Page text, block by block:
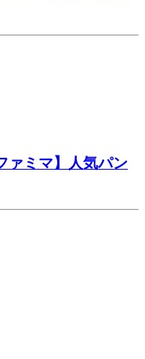
ァミマ】人気パン